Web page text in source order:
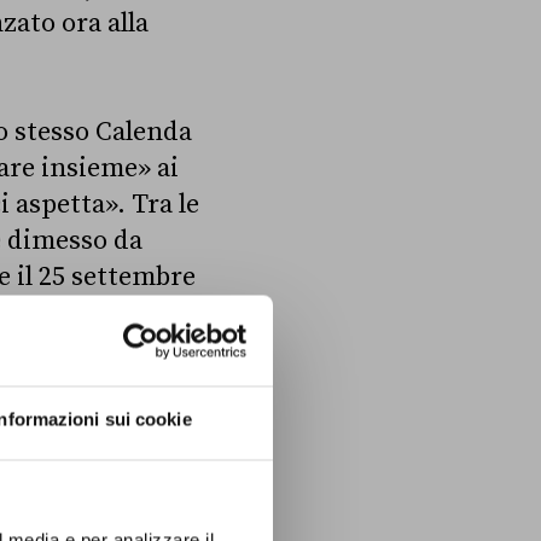
sui cookie
ora alla
Calenda
insieme» ai
Tra le
da
il 25 settembre
c’è
andrò. Dal 12
5 ottobre, in
l’elenco dei